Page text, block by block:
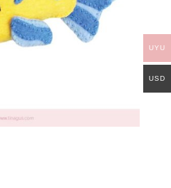
UYU
USD